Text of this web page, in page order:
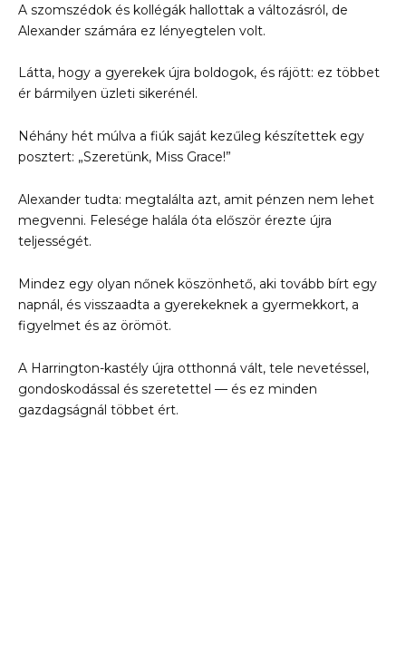
A szomszédok és kollégák hallottak a változásról, de
Alexander számára ez lényegtelen volt.
Látta, hogy a gyerekek újra boldogok, és rájött: ez többet
ér bármilyen üzleti sikerénél.
Néhány hét múlva a fiúk saját kezűleg készítettek egy
posztert: „Szeretünk, Miss Grace!”
Alexander tudta: megtalálta azt, amit pénzen nem lehet
megvenni. Felesége halála óta először érezte újra
teljességét.
Mindez egy olyan nőnek köszönhető, aki tovább bírt egy
napnál, és visszaadta a gyerekeknek a gyermekkort, a
figyelmet és az örömöt.
A Harrington-kastély újra otthonná vált, tele nevetéssel,
gondoskodással és szeretettel — és ez minden
gazdagságnál többet ért.